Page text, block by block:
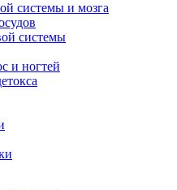
системы и мозга
системы
и ногтей